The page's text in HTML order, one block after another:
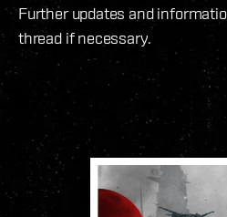
Further updates and
thread if necessary.